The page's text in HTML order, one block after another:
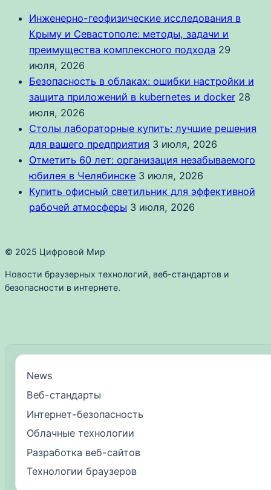
Инженерно-геофизические исследования в
Крыму и Севастополе: методы, задачи и
преимущества комплексного подхода 29
июля, 2026
Безопасность в облаках: ошибки настройки и
защита приложений в kubernetes и docker 28
июля, 2026
Столы лабораторные купить: лучшие решения
для вашего предприятия 3 июля, 2026
Отметить 60 лет: организация незабываемого
юбилея в Челябинске 3 июля, 2026
Купить офисный светильник для эффективной
рабочей атмосферы 3 июля, 2026
© 2025 Цифровой Мир
Новости браузерных технологий, веб-стандартов и
безопасности в интернете.
News
Веб-стандарты
Интернет-безопасность
Облачные технологии
Разработка веб-сайтов
Технологии браузеров